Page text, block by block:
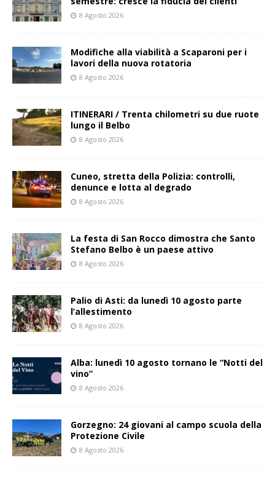
8 Agosto 2026
Modifiche alla viabilità a Scaparoni per i
lavori della nuova rotatoria
8 Agosto 2026
ITINERARI / Trenta chilometri su due ruote
lungo il Belbo
8 Agosto 2026
Cuneo, stretta della Polizia: controlli,
denunce e lotta al degrado
8 Agosto 2026
La festa di San Rocco dimostra che Santo
Stefano Belbo è un paese attivo
8 Agosto 2026
Palio di Asti: da lunedì 10 agosto parte
l’allestimento
8 Agosto 2026
Alba: lunedì 10 agosto tornano le “Notti del
vino”
8 Agosto 2026
Gorzegno: 24 giovani al campo scuola della
Protezione Civile
8 Agosto 2026